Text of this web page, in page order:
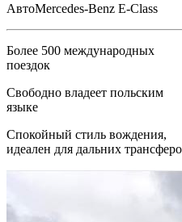
АвтоMercedes-Benz E-Class
Более 500 международных
поездок
Свободно владеет польским
языке
Спокойный стиль вождения,
идеален для дальних